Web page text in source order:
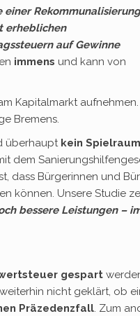
einer
erheblichen
auf Gewinne
immens und kann von
Kapitalmarkt aufnehmen.
Bremens.
überhaupt kein Spielraum
dem
dass Bürgerinnen und
können. Unsere Studie
bessere Leistungen –
gespart
nicht geklärt, ob
Präzedenzfall. Zum